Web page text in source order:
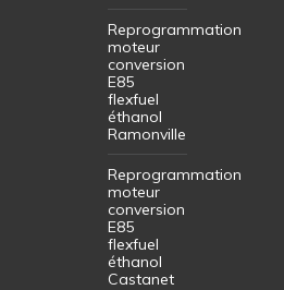
Reprogrammation
moteur
conversion
E85
flexfuel
éthanol
Ramonville
Reprogrammation
moteur
conversion
E85
flexfuel
éthanol
Castanet